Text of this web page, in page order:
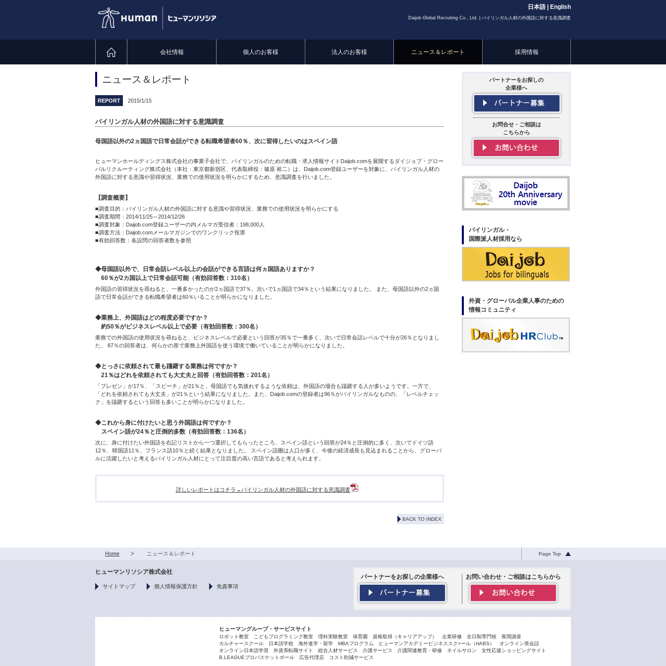
Daijob Global Recruiting Co., Ltd. | バイリンガル人材の外国語に対する意識調査
日本語 English
会社情報 個人のお客様 法人のお客様 ニュース＆レポート 採用情報
ニュース＆レポート
REPORT 2015/1/15
バイリンガル人材の外国語に対する意識調査
母国語以外の2ヵ国語で日常会話ができる転職希望者60％、次に習得したいのはスペイン語
ヒューマンホールディングス株式会社の事業子会社で、バイリンガルのための転職・求人情報サイトDaijob.comを展開するダイジョブ・グロー
バルリクルーティング株式会社（本社：東京都新宿区、代表取締役：篠原 裕二）は、Daijob.com登録ユーザーを対象に、バイリンガル人材の
外国語に対する意識や習得状況、業務での使用状況を明らかにするため、意識調査を行いました。
【調査概要】
■調査目的：バイリンガル人材の外国語に対する意識や習得状況、業務での使用状況を明らかにする
■調査期間：2014/11/25～2014/12/26
■調査対象：Daijob.com登録ユーザーの内メルマガ受信者：198,000人
■調査方法：Daijob.comメールマガジンでのワンクリック投票
■有効回答数：各設問の回答者数を参照
◆母国語以外で、日常会話レベル以上の会話ができる言語は何ヵ国語ありますか？
60％が2カ国以上で日常会話可能（有効回答数：310名）
外国語の習得状況を尋ねると、一番多かったのが2ヵ国語で37％。次いで1ヵ国語で34％という結果になりました。 また、母国語以外の2ヵ国
語で日常会話ができる転職希望者は60％いることが明らかになりました。
◆業務上、外国語はどの程度必要ですか？
約50％がビジネスレベル以上で必要（有効回答数：300名）
業務での外国語の使用状況を尋ねると、ビジネスレベルで必要という回答が35％で一番多く、次いで日常会話レベルで十分が26％となりまし
た。 87％の回答者は、何らかの形で業務上外国語を使う環境で働いていることが明らかになりました。
◆とっさに依頼されて最も躊躇する業務は何ですか？
21％はどれを依頼されても大丈夫と回答（有効回答数：201名）
「プレゼン」が17％、「スピーチ」が21％と、母国語でも気後れするような依頼は、外国語の場合も躊躇する人が多いようです。一方で、
「どれを依頼されても大丈夫」が21％という結果になりました。また、Daijob.comの登録者は96％がバイリンガルなものの、「レベルチェッ
ク」を躊躇するという回答も多いことが明らかになりました。
◆これから身に付けたいと思う外国語は何ですか？
スペイン語が24％と圧倒的多数（有効回答数：136名）
次に、身に付けたい外国語を右記リストから一つ選択してもらったところ、スペイン語という回答が24％と圧倒的に多く、次いでドイツ語
12％、韓国語11％、フランス語10％と続く結果となりました。 スペイン語圏は人口が多く、今後の経済成長も見込まれることから、グローバ
ルに活躍したいと考えるバイリンガル人材にとって注目度の高い言語であると考えられます。
詳しいレポートはコチラ→バイリンガル人材の外国語に対する意識調査
BACK TO INDEX
パートナーをお探しの
企業様へ
お問合せ・ご相談は
こちらから
バイリンガル・
国際派人材採用なら
外資・グローバル企業人事のための
情報コミュニティ
Home ニュース＆レポート Page Top
ヒューマンリソシア株式会社
サイトマップ 個人情報保護方針 免責事項
パートナーをお探しの企業様へ お問い合わせ・ご相談はこちらから
ヒューマングループ・サービスサイト
ロボット教室 こどもプログラミング教室 理科実験教室 保育園 資格取得（キャリアアップ） 企業研修 全日制専門校
夜間講座
カルチャースクール
日本語学校 海外進学・留学 MBAプログラム ヒューマンアカデミービジネススク>ール（HABS）
オンライン英会話
オンライン日本語学習
外資系転職サイト 総合人材サービス 介護サービス 介護関連教育・研修 ネイルサロン
女性応援ショッピングサイト
B.LEAGUEプロバスケットボール
広告代理店 コスト削減サービス